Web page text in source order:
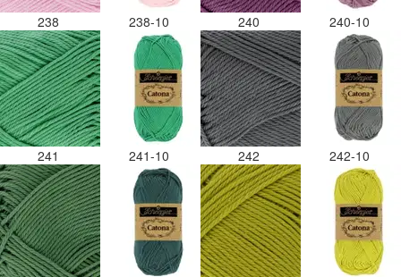
238 238-10 240 240-10
241 241-10 242 242-10